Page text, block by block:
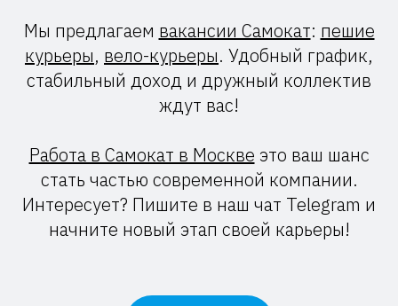
Мы предлагаем вакансии Самокат: пешие
курьеры, вело-курьеры. Удобный график,
стабильный доход и дружный коллектив
ждут вас!
Работа в Самокат в Москве это ваш шанс
стать частью современной компании.
Интересует? Пишите в наш чат Telegram и
начните новый этап своей карьеры!